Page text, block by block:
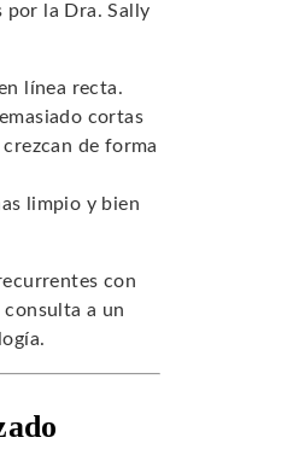
por la Dra. Sally
línea recta.
cortas
de forma
limpio y bien
con
consulta a un